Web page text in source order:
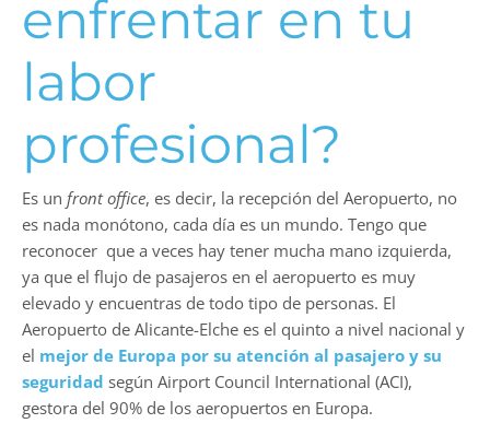
enfrentar en tu
labor
profesional?
Es un front office, es decir, la recepción del Aeropuerto, no
es nada monótono, cada día es un mundo. Tengo que
reconocer que a veces hay tener mucha mano izquierda,
ya que el flujo de pasajeros en el aeropuerto es muy
elevado y encuentras de todo tipo de personas. El
Aeropuerto de Alicante-Elche es el quinto a nivel nacional y
el mejor de Europa por su atención al pasajero y su
seguridad según Airport Council International (ACI),
gestora del 90% de los aeropuertos en Europa.